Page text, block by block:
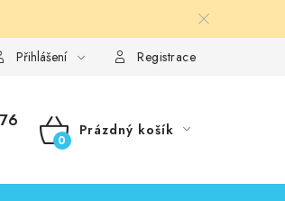
Ověřování recenzí
Přihlášení Registrace
NÁKUPNÍ
Prázdný košík